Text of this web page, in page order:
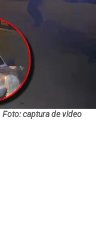
Foto: captura de video